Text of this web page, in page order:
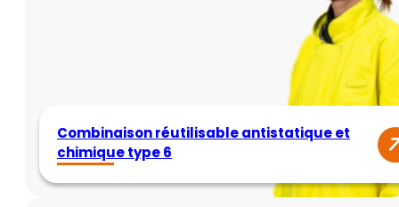
Combinaison réutilisable antistatique et
chimique type 6